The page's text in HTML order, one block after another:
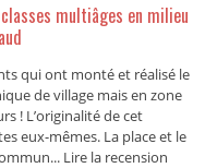
multiâges en milieu
qui ont monté et réalisé le
de village mais en zone
! L’originalité de cet
eux-mêmes. La place et le
Lire la recension